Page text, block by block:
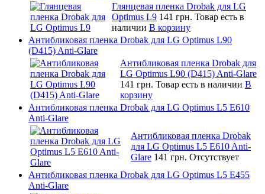
Глянцевая пленка Drobak для LG
Optimus L9 141 грн. Товар есть в
наличии В корзину
Антибликовая пленка Drobak для LG Optimus L90
(D415) Anti-Glare
Антибликовая пленка Drobak для
LG Optimus L90 (D415) Anti-Glare
141 грн. Товар есть в наличии В
корзину
Антибликовая пленка Drobak для LG Optimus L5 E610
Anti-Glare
Антибликовая пленка Drobak
для LG Optimus L5 E610 Anti-
Glare 141 грн. Отсутствует
Антибликовая пленка Drobak для LG Optimus L5 E455
Anti-Glare